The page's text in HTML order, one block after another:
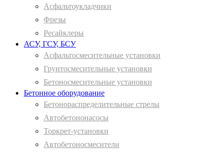
Асфальтоукладчики
Фрезы
Ресайклеры
АСУ, ГСУ, БСУ
Асфальтосмесительные установки
Грунтосмесительные установки
Бетоносмесительные установки
Бетонное оборудование
Бетонораспределительные стрелы
Автобетононасосы
Торкрет-установки
Автобетоносмесители